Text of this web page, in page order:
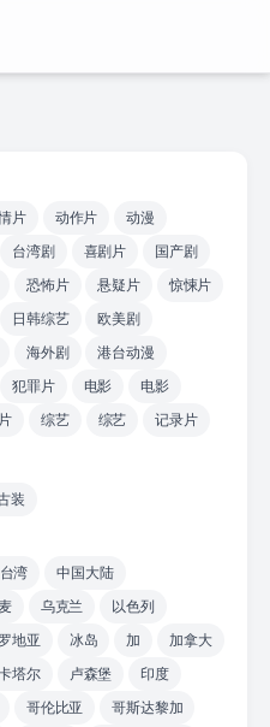
片 动作片
动漫
台湾剧 喜剧片
国产剧
恐怖片 悬疑片
惊悚片
日韩综艺
欧美剧
海外剧
港台动漫
犯罪片 电影
电影
综艺 综艺
记录片
装
湾
中国大陆
乌克兰
以色列
地亚 冰岛 加
加拿大
塔尔 卢森堡
印度
哥伦比亚
哥斯达黎加